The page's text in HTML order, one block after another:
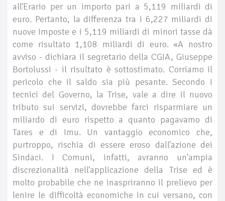
all'Erario per un importo pari a 5,119 miliardi di
euro. Pertanto, la differenza tra i 6,227 miliardi di
nuove imposte e i 5,119 miliardi di minori tasse dà
come risultato 1,108 miliardi di euro. «A nostro
avviso - dichiara il segretario della CGIA, Giuseppe
Bortolussi - il risultato è sottostimato. Corriamo il
pericolo che il saldo sia più pesante. Secondo i
tecnici del Governo, la Trise, vale a dire il nuovo
tributo sui servizi, dovrebbe farci risparmiare un
miliardo di euro rispetto a quanto pagavamo di
Tares e di Imu. Un vantaggio economico che,
purtroppo, rischia di essere eroso dall'azione dei
Sindaci. I Comuni, infatti, avranno un'ampia
discrezionalità nell'applicazione della Trise ed è
molto probabile che ne inaspriranno il prelievo per
lenire le difficoltà economiche in cui versano, con